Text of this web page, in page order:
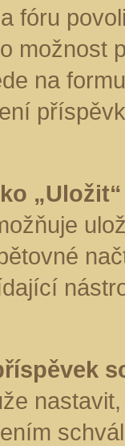
fóru
možnost
na